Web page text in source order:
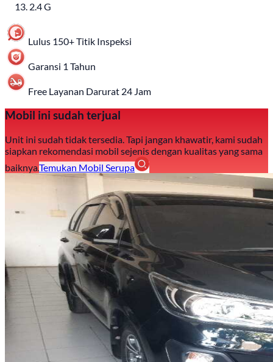
2.4 G
Lulus 150+ Titik Inspeksi
Garansi 1 Tahun
Free Layanan Darurat 24 Jam
Mobil ini sudah terjual
Unit ini sudah tidak tersedia. Tapi jangan khawatir, kami sudah
siapkan rekomendasi mobil sejenis dengan kualitas yang sama
baiknya.Temukan Mobil Serupa